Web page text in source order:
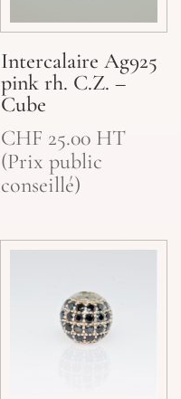
Intercalaire Ag925
pink rh. C.Z. –
Cube
CHF 25.00 HT
(Prix public
conseillé)